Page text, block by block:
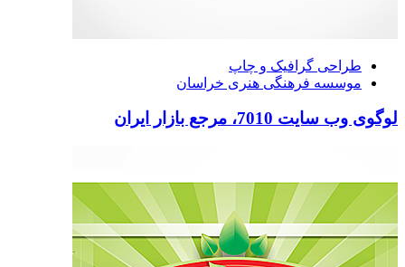
طراحی گرافیک و چاپ
موسسه فرهنگی هنری خراسان
لوگوی وب سایت 7010، مرجع بازار ایران